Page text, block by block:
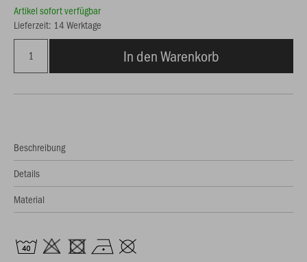
Artikel sofort verfügbar
Lieferzeit: 14 Werktage
In den Warenkorb
Beschreibung
Details
Material